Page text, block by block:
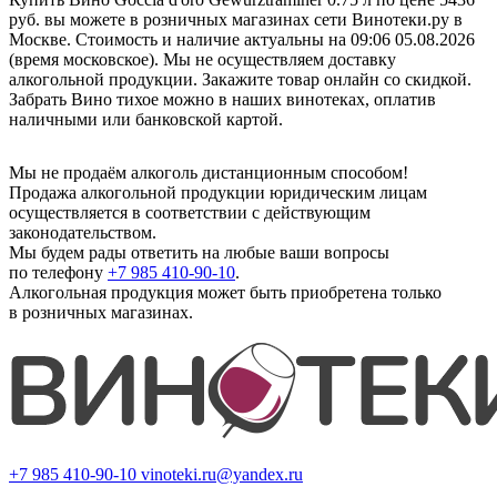
руб. вы можете в розничных магазинах сети Винотеки.ру в
Москве. Стоимость и наличие актуальны на 09:06 05.08.2026
(время московское). Мы не осуществляем доставку
алкогольной продукции. Закажите товар онлайн со скидкой.
Забрать Вино тихое можно в наших винотеках, оплатив
наличными или банковской картой.
Мы не продаём алкоголь дистанционным способом!
Продажа алкогольной продукции юридическим лицам
осуществляется в соответствии с действующим
законодательством.
Мы будем рады ответить на любые ваши вопросы
по телефону +7 985 410-90-10.
Алкогольная продукция может быть приобретена только
в розничных магазинах.
+7 985 410-90-10 vinoteki.ru@yandex.ru